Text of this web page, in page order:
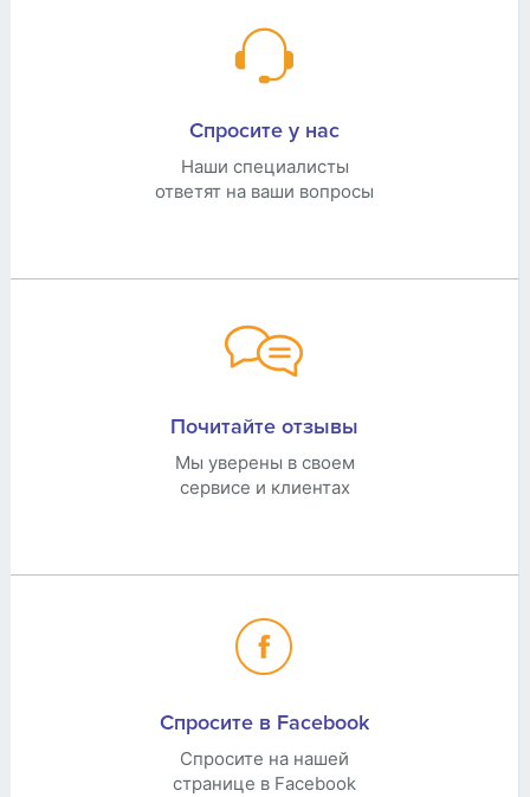
Спросите у нас
Наши специалисты
ответят на ваши вопросы
Почитайте отзывы
Мы уверены в своем
сервисе и клиентах
Спросите в Facebook
Спросите на нашей
странице в Facebook